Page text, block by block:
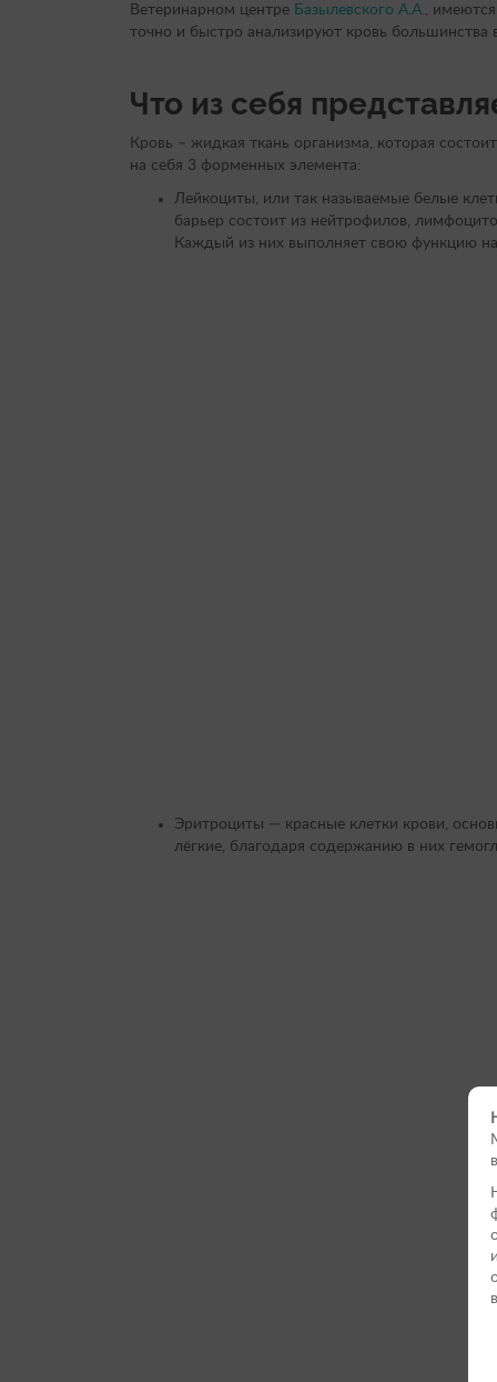
Ветеринарном центре Базылевского А.А.
,
точно и быстро анализируют кровь большинства
Что из себя
Кровь – жидкая ткань организма, которая
на себя 3 форменных элемента:
Лейкоциты, или так называемые белые
барьер состоит из нейтрофилов,
Каждый из них выполняет свою функцию на
Эритроциты — красные клетки крови,
лёгкие, благодаря содержанию в них